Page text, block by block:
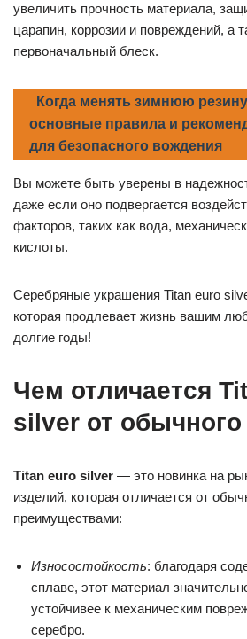
увеличить прочность материала,
царапин, коррозии и повреждений, а
первоначальный блеск.
Когда менять зимнюю
основные правила и
для безопасного вождения
Вы можете быть уверены в
даже если оно подвергается
факторов, таких как вода,
кислоты.
Серебряные украшения Titan euro
которая продлевает жизнь вашим
долгие годы!
Чем отличается
silver от обычного
Titan euro silver — это новинка на
изделий, которая отличается от
преимуществами:
Износостойкость: благодаря
сплаве, этот материал
устойчивее к механическим
серебро.